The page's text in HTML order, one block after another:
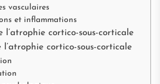
vasculaires
et inflammations
l’atrophie cortico-sous-corticale
cortico-sous-corticale